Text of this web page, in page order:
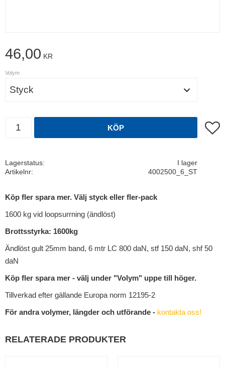
46,00 KR
Volym
KÖP Lägg
Lagerstatus
I lager
Artikelnr
4002500_6_ST
Köp fler spara mer. Välj styck eller fler-pack
1600 kg vid loopsurrning (ändlöst)
Brottsstyrka: 1600kg
Ändlöst gult 25mm band, 6 mtr LC 800 daN, stf 150 daN, shf 50
daN
Köp fler spara mer - välj under "Volym" uppe till höger.
Tillverkad efter gällande Europa norm 12195-2
För andra volymer, längder och utförande - kontakta oss!
RELATERADE PRODUKTER